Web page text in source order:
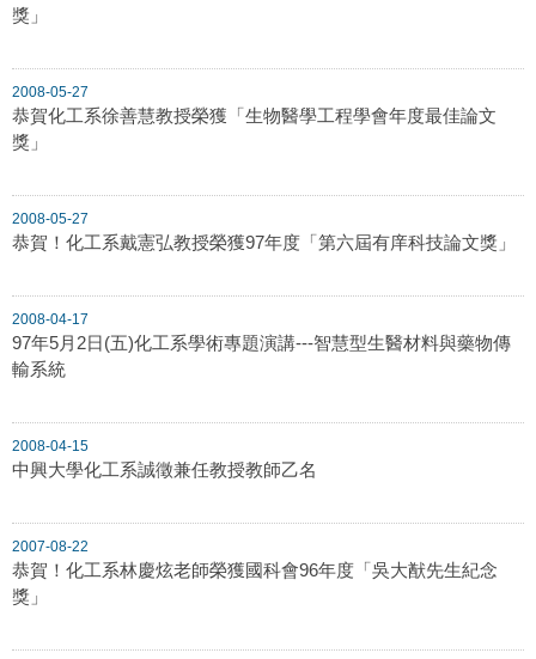
獎」
2008-05-27
恭賀化工系徐善慧教授榮獲「生物醫學工程學會年度最佳論文
獎」
2008-05-27
恭賀！化工系戴憲弘教授榮獲97年度「第六屆有庠科技論文獎」
2008-04-17
97年5月2日(五)化工系學術專題演講---智慧型生醫材料與藥物傳
輸系統
2008-04-15
中興大學化工系誠徵兼任教授教師乙名
2007-08-22
恭賀！化工系林慶炫老師榮獲國科會96年度「吳大猷先生紀念
獎」